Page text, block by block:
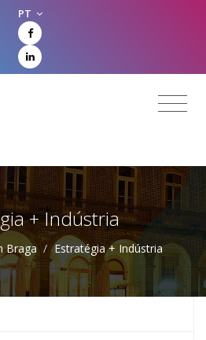
PT
+ Indústria
Braga / Estratégia + Indústria